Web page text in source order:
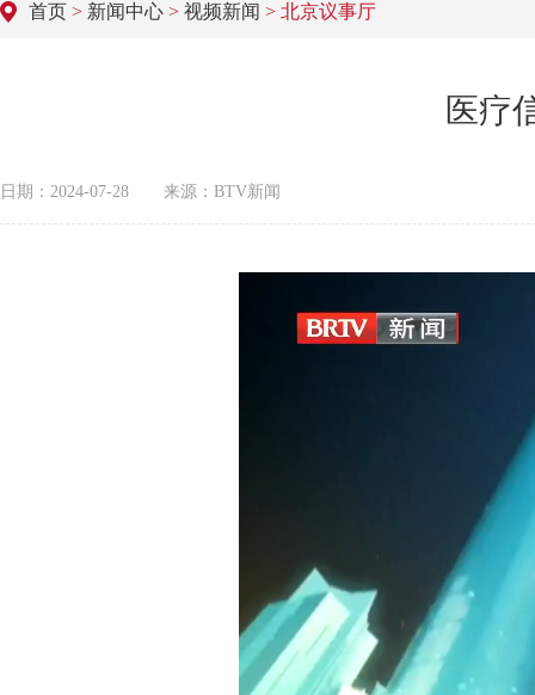
首页 > 新闻中心 > 视频新闻 > 北京议事厅
医疗
日期：2024-07-28 来源：BTV新闻